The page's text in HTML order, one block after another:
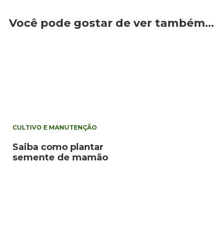
Você pode gostar de ver também…
CULTIVO E MANUTENÇÃO
Saiba como plantar
semente de mamão